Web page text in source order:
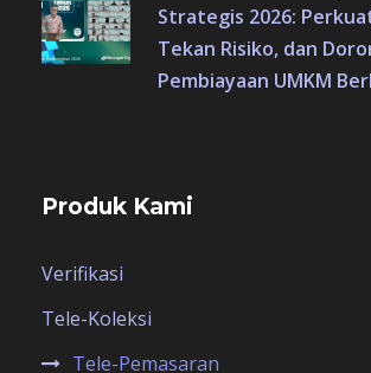
Strategis 2026:
Tekan Risiko, dan
Pembiayaan UMKM
Produk Kami
Verifikasi
Tele-Koleksi
Tele-Pemasaran